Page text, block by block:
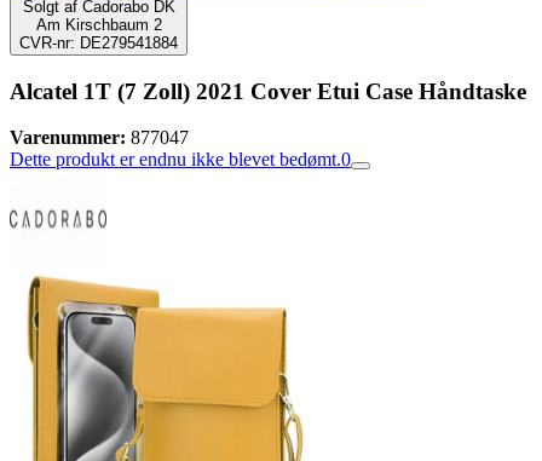
Solgt af Cadorabo DK
Am Kirschbaum 2
CVR-nr: DE279541884
Alcatel 1T (7 Zoll) 2021 Cover Etui Case Håndtaske
Varenummer: 877047
Dette produkt er endnu ikke blevet bedømt.0